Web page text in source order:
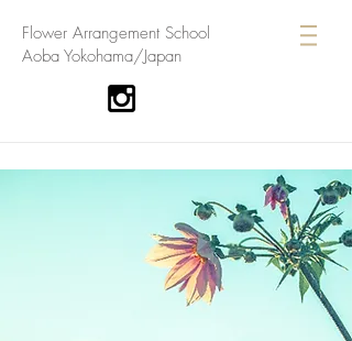
​Flower Arrangement School
Aoba Yokohama/Japan